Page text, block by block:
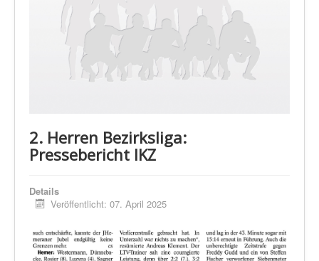
2. Herren Bezirksliga:
Pressebericht IKZ
Details
Veröffentlicht: 07. April 2025